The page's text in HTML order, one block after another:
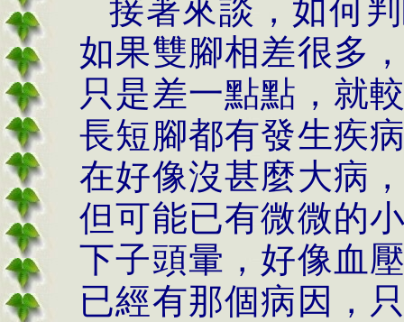
接著來談，如何
如果雙腳相差很多
只是差一點點，就
長短腳都有發生疾
在好像沒甚麼大病
但可能已有微微的
下子頭暈，好像血
已經有那個病因，